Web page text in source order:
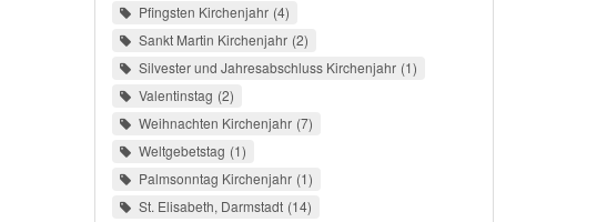
Pfingsten Kirchenjahr 4
Sankt Martin Kirchenjahr 2
Silvester und Jahresabschluss Kirchenjahr 1
Valentinstag 2
Weihnachten Kirchenjahr 7
Weltgebetstag 1
Palmsonntag Kirchenjahr 1
St. Elisabeth, Darmstadt 14